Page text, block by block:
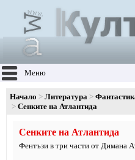
Меню
Начало Литература
Сенките на Атлантида
Сенките на Атлантида
Фентъзи в три части от Димана